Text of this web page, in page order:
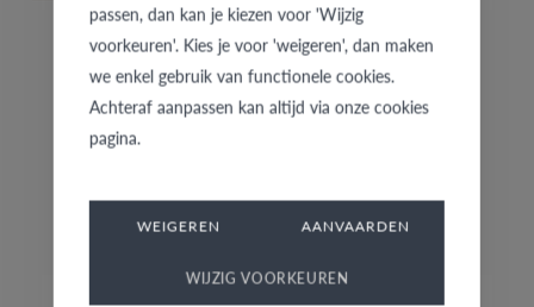
TENDANCE, EXCLUSIVES ET
MYSTÉRIEUSES
passen, dan kan je kiezen voor 'Wijzig
voorkeuren'. Kies je voor 'weigeren', dan maken
we enkel gebruik van functionele cookies.
Achteraf aanpassen kan altijd via onze cookies
pagina.
WEIGEREN AANVAARDEN
WIJZIG VOORKEUREN